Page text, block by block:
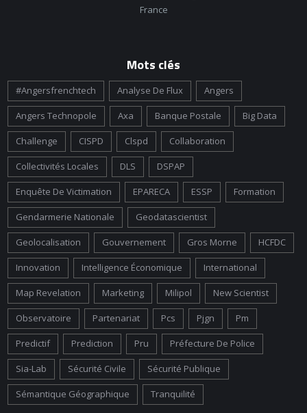
France
Mots clés
#angersfrenchtech Analyse De Flux Angers
Angers Technopole Axa Banque Postale Big Data
Challenge CISPD Clspd Collaboration
Collectivités Locales DLS DSPAP
Enquête De Victimation EPARECA ESSP Formation
Gendarmerie Nationale Geodatascientist
Geolocalisation Gouvernement Gros Morne HCFDC
Innovation Intelligence Économique International
Map Revelation Marketing Milipol New Scientist
Observatoire Partenariat Pcs Pjgn Pm
Predictif Prediction Pru Préfecture De Police
Sia-Lab Sécurité Civile Sécurité Publique
Sémantique Géographique Tranquilité